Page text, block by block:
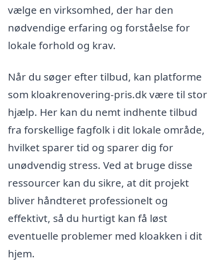
vælge en virksomhed, der har den
nødvendige erfaring og forståelse for
lokale forhold og krav.
Når du søger efter tilbud, kan platforme
som kloakrenovering-pris.dk være til stor
hjælp. Her kan du nemt indhente tilbud
fra forskellige fagfolk i dit lokale område,
hvilket sparer tid og sparer dig for
unødvendig stress. Ved at bruge disse
ressourcer kan du sikre, at dit projekt
bliver håndteret professionelt og
effektivt, så du hurtigt kan få løst
eventuelle problemer med kloakken i dit
hjem.